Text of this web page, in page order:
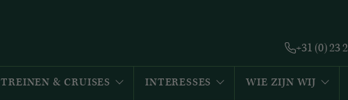
+31 (0) 23
TREINEN & CRUISES INTERESSES WIE ZIJN WIJ